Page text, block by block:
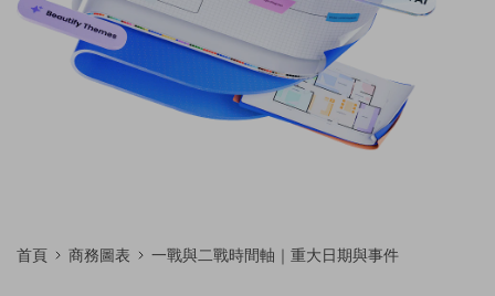
首頁 商務圖表 一戰與二戰時間軸｜重大日期與事件